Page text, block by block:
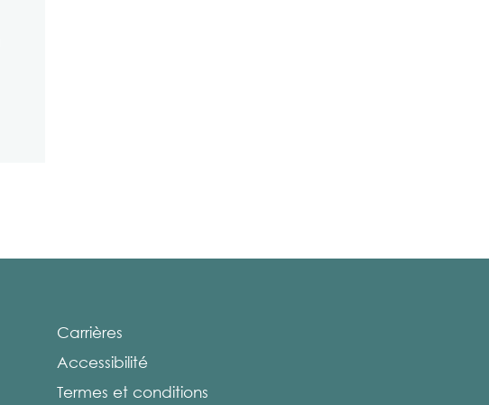
Carrières
Accessibilité
Termes et conditions